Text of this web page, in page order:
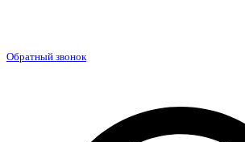
Обратный звонок